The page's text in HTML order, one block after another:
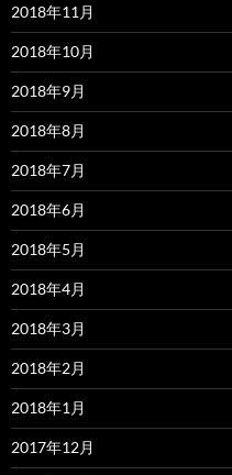
2018年11月
2018年10月
2018年9月
2018年8月
2018年7月
2018年6月
2018年5月
2018年4月
2018年3月
2018年2月
2018年1月
2017年12月